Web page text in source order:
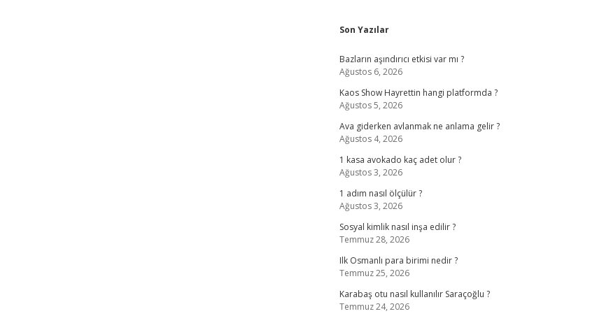
Sidebar
Son Yazılar
Bazların aşındırıcı etkisi var mı ?
Ağustos 6, 2026
Kaos Show Hayrettin hangi platformda ?
Ağustos 5, 2026
Ava giderken avlanmak ne anlama gelir ?
Ağustos 4, 2026
1 kasa avokado kaç adet olur ?
Ağustos 3, 2026
1 adım nasıl ölçülür ?
Ağustos 3, 2026
Sosyal kimlik nasıl inşa edilir ?
Temmuz 28, 2026
Ilk Osmanlı para birimi nedir ?
Temmuz 25, 2026
Karabaş otu nasıl kullanılır Saraçoğlu ?
Temmuz 24, 2026